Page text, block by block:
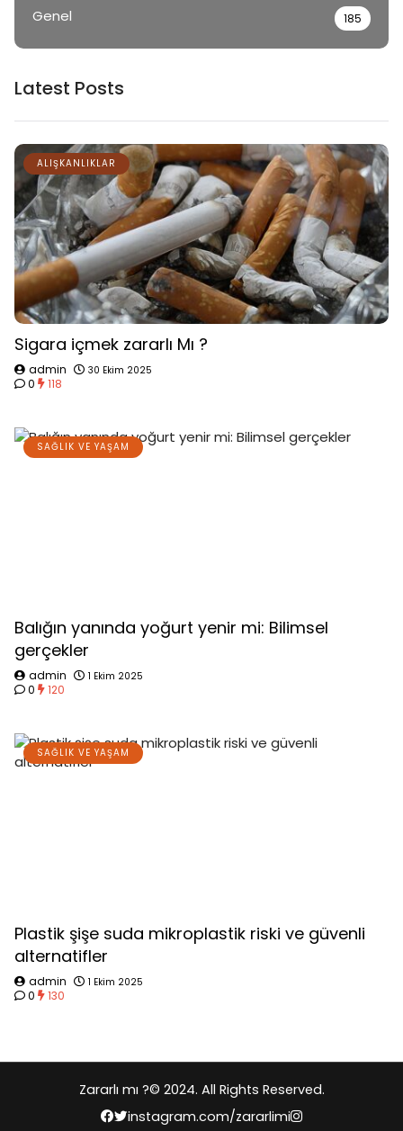
Genel 185
Latest Posts
ALIŞKANLIKLAR
Sigara içmek zararlı Mı ?
admin 30 Ekim 2025
0 118
SAĞLIK VE YAŞAM
Balığın yanında yoğurt yenir mi: Bilimsel
gerçekler
admin 1 Ekim 2025
0 120
SAĞLIK VE YAŞAM
Plastik şişe suda mikroplastik riski ve güvenli
alternatifler
admin 1 Ekim 2025
0 130
Zararlı mı ?© 2024. All Rights Reserved.
instagram.com/zararlimi